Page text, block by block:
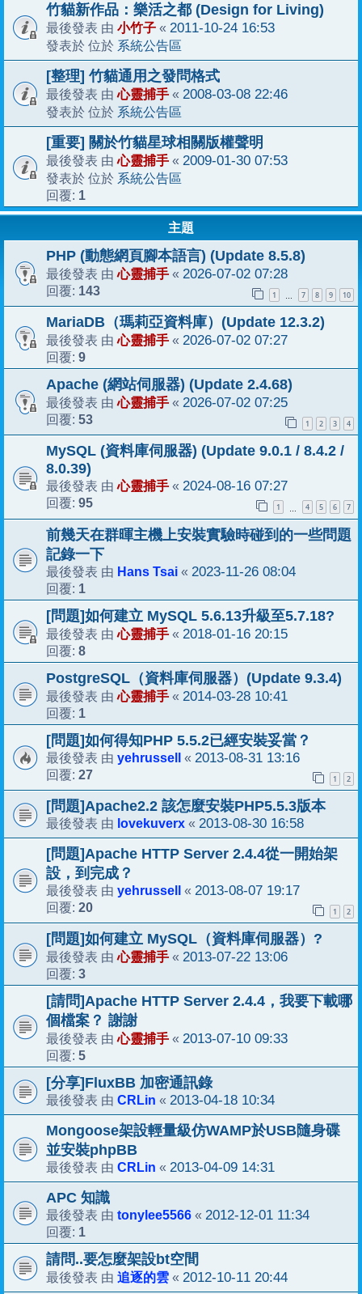
竹貓新作品：樂活之都 (Design for Living)
最後發表 由 小竹子 « 2011-10-24 16:53
發表於 位於 系統公告區
[整理] 竹貓通用之發問格式
最後發表 由心靈捕手 « 2008-03-08 22:46
發表於 位於 系統公告區
[重要] 關於竹貓星球相關版權聲明
最後發表 由心靈捕手 « 2009-01-30 07:53
發表於 位於 系統公告區
回覆: 1
主題
PHP (動態網頁腳本語言) (Update 8.5.8)
最後發表 由心靈捕手 « 2026-07-02 07:28
回覆: 143 1 … 7 8 9 10
MariaDB（瑪莉亞資料庫）(Update 12.3.2)
最後發表 由心靈捕手 « 2026-07-02 07:27
回覆: 9
Apache (網站伺服器) (Update 2.4.68)
最後發表 由心靈捕手 « 2026-07-02 07:25
回覆: 53 1 2 3 4
MySQL (資料庫伺服器) (Update 9.0.1 / 8.4.2 /
8.0.39)
最後發表 由心靈捕手 « 2024-08-16 07:27
回覆: 95 1 4 5 6 7
前幾天在群暉主機上安裝實驗時碰到的一些問題
記錄一下
最後發表 由 Hans Tsai « 2023-11-26 08:04
回覆: 1
[問題]如何建立 MySQL 5.6.13升級至5.7.18?
最後發表 由心靈捕手 « 2018-01-16 20:15
回覆: 8
PostgreSQL（資料庫伺服器）(Update 9.3.4)
最後發表 由心靈捕手 « 2014-03-28 10:41
回覆: 1
[問題]如何得知PHP 5.5.2已經安裝妥當？
最後發表 由 yehrussell « 2013-08-31 13:16
回覆: 27 1 2
[問題]Apache2.2 該怎麼安裝PHP5.5.3版本
最後發表 由 lovekuverx « 2013-08-30 16:58
[問題]Apache HTTP Server 2.4.4從一開始架
設，到完成？
最後發表 由 yehrussell « 2013-08-07 19:17
回覆: 20 1 2
[問題]如何建立 MySQL（資料庫伺服器）?
最後發表 由心靈捕手 « 2013-07-22 13:06
回覆: 3
[請問]Apache HTTP Server 2.4.4，我要下載哪
個檔案？ 謝謝
最後發表 由心靈捕手 « 2013-07-10 09:33
回覆: 5
[分享]FluxBB 加密通訊錄
最後發表 由 CRLin « 2013-04-18 10:34
Mongoose架設輕量級仿WAMP於USB隨身碟
並安裝phpBB
最後發表 由 CRLin « 2013-04-09 14:31
APC 知識
最後發表 由 tonylee5566 « 2012-12-01 11:34
回覆: 1
請問..要怎麼架設bt空間
最後發表 由 追逐的雲 « 2012-10-11 20:44